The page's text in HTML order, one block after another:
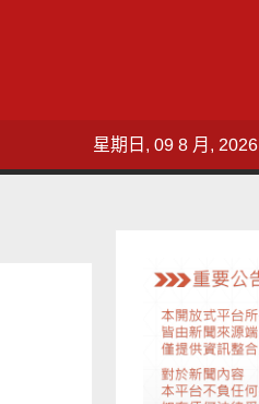
星期日, 09 8 月, 2026